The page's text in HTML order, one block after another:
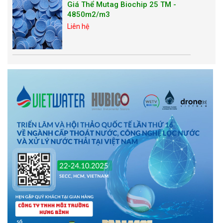
Giá Thể Mutag Biochip 25 TM -
4850m2/m3
Liên hệ